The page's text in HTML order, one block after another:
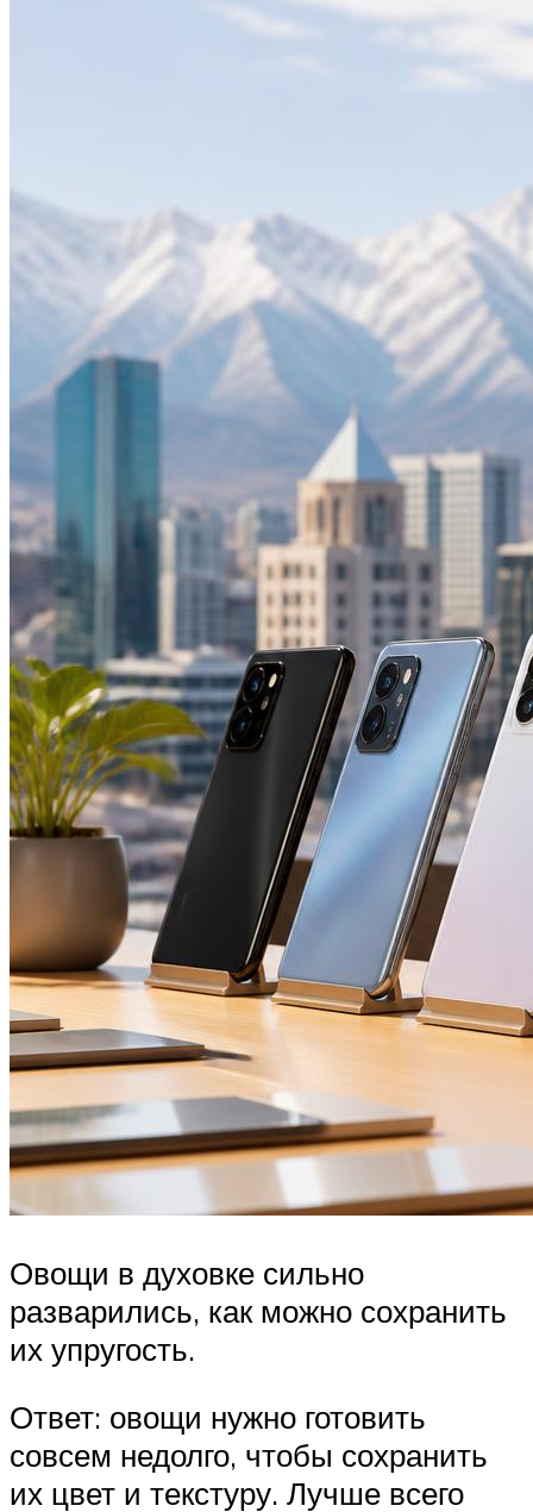
Овощи в духовке сильно
разварились, как можно сохранить
их упругость.
Ответ: овощи нужно готовить
совсем недолго, чтобы сохранить
их цвет и текстуру. Лучше всего